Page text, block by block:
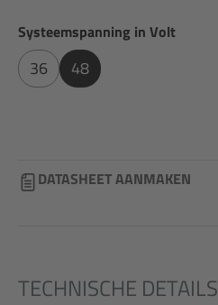
Selecteer
Systeemspanning in Volt
36 48
DATASHEET AANMAKEN
TECHNISCHE DETAILS